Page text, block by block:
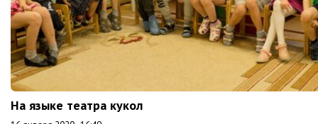
На языке театра кукол